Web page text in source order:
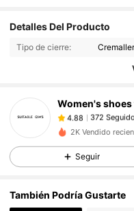
Detalles Del Producto
Tipo de cierre:
Women's
372
4.88
372
l***s seguido
4.88
372
4.88 372
372
2K Vendido
Seguir
También Podría Gustarte